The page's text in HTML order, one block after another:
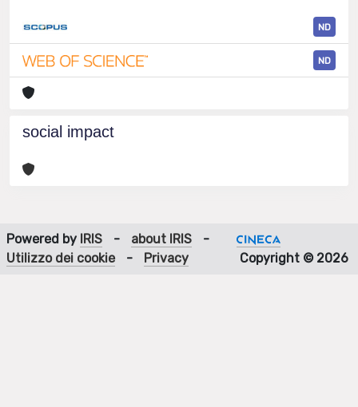
ND
ND
social impact
Powered by IRIS - about IRIS
-
Utilizzo dei cookie
- Privacy Copyright © 2026